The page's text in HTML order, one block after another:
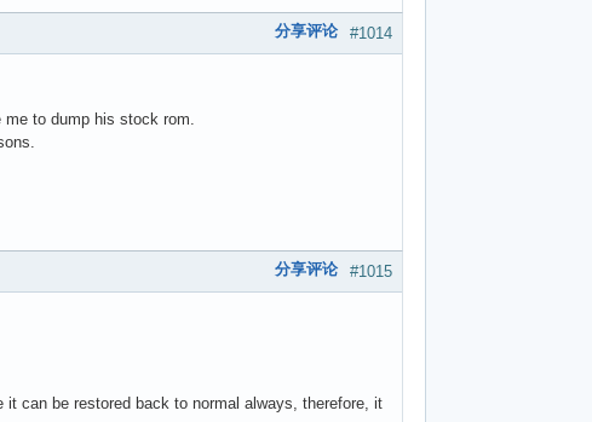
#1014
分享评论
to dump his stock rom.
#1015
分享评论
can be restored back to normal always, therefore, it